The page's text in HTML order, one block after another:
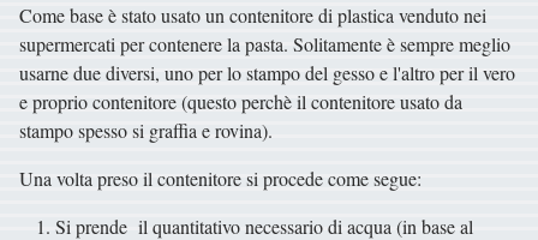
Come base è stato usato un contenitore di plastica venduto nei
supermercati per contenere la pasta. Solitamente è sempre meglio
usarne due diversi, uno per lo stampo del gesso e l'altro per il vero
e proprio contenitore (questo perchè il contenitore usato da
stampo spesso si graffia e rovina).
Una volta preso il contenitore si procede come segue:
Si prende il quantitativo necessario di acqua (in base al